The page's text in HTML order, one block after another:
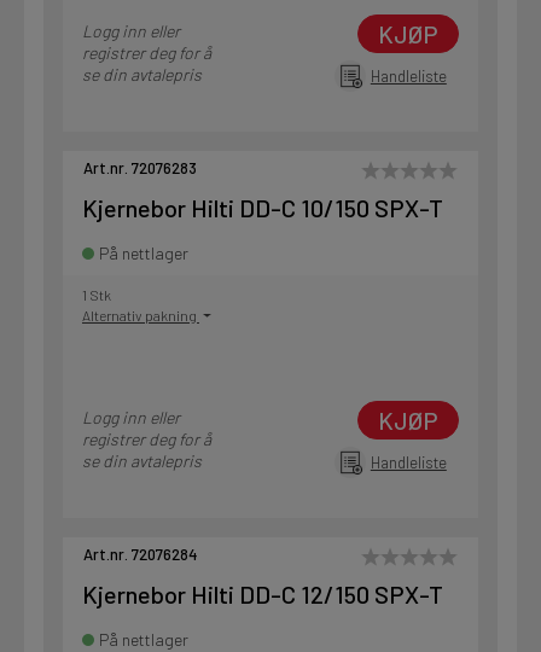
Logg inn eller
registrer deg for å
se din avtalepris
KJØP
Handleliste
Art.nr. 72076283
Kjernebor Hilti DD-C 10/150 SPX-T
På nettlager
1 Stk
Alternativ pakning
Logg inn eller
registrer deg for å
se din avtalepris
KJØP
Handleliste
Art.nr. 72076284
Kjernebor Hilti DD-C 12/150 SPX-T
På nettlager